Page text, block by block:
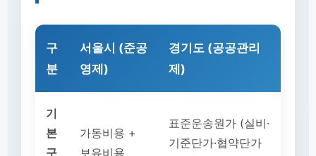
구
분
서울시 (준공
영제)
경기도 (공공관리
제)
기
본
구
가동비용 +
보유비용
표준운송원가 (실비·
기준단가·협약단가